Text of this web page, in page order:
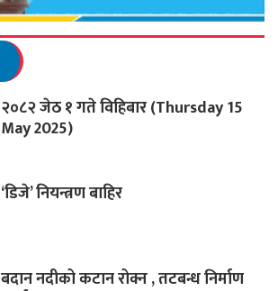
२०८२ जेठ १ गते विहिबार (Thursday 15
May 2025)
‘डिजे’ नियन्त्रण बाहिर
बदान नदीको कटान रोक्न , तटबन्ध निर्माण